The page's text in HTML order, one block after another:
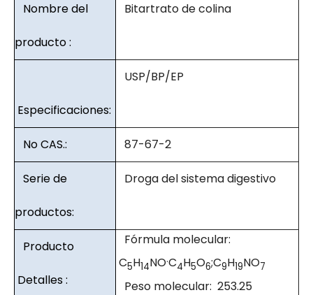
Nombre del
producto :
Bitartrato de colina
Especificaciones:
USP/BP/EP
No CAS.: 87-67-2
Serie de
productos:
Droga del sistema digestivo
Producto
Detalles :
Fórmula molecular:
C5H14NO.C4H5O6;C9H19NO7
Peso molecular: 253.25